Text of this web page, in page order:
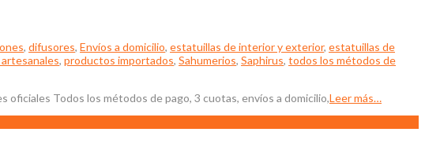
, difusores, Envíos a domicilio, estatuillas de interior y exterior, estatuillas de
, productos importados, Sahumerios, Saphirus, todos los métodos de
Todos los métodos de pago, 3 cuotas, envíos a domicilio,Leer más…